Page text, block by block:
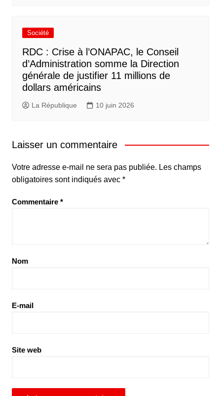
Société
RDC : Crise à l’ONAPAC, le Conseil
d’Administration somme la Direction
générale de justifier 11 millions de
dollars américains
La République 10 juin 2026
Laisser un commentaire
Votre adresse e-mail ne sera pas publiée. Les champs
obligatoires sont indiqués avec *
Commentaire *
Nom
E-mail
Site web